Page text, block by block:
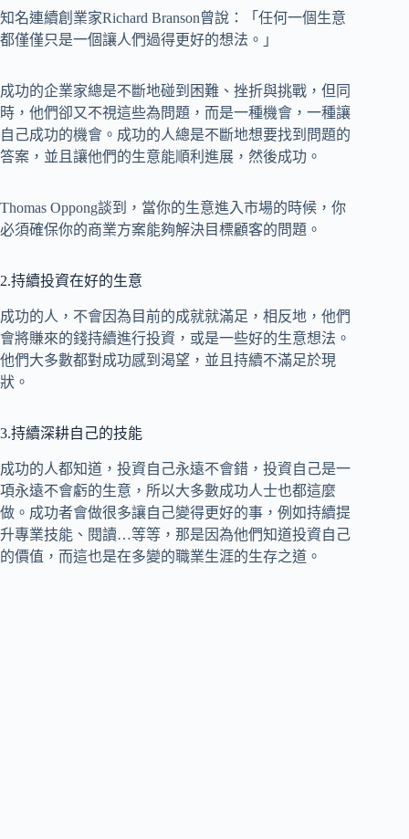
知名連續創業家Richard Branson曾說：「任何一個生意
都僅僅只是一個讓人們過得更好的想法。」
成功的企業家總是不斷地碰到困難、挫折與挑戰，但同
時，他們卻又不視這些為問題，而是一種機會，一種讓
自己成功的機會。成功的人總是不斷地想要找到問題的
答案，並且讓他們的生意能順利進展，然後成功。
Thomas Oppong談到，當你的生意進入市場的時候，你
必須確保你的商業方案能夠解決目標顧客的問題。
2.持續投資在好的生意
成功的人，不會因為目前的成就就滿足，相反地，他們
會將賺來的錢持續進行投資，或是一些好的生意想法。
他們大多數都對成功感到渴望，並且持續不滿足於現
狀。
3.持續深耕自己的技能
成功的人都知道，投資自己永遠不會錯，投資自己是一
項永遠不會虧的生意，所以大多數成功人士也都這麼
做。成功者會做很多讓自己變得更好的事，例如持續提
升專業技能、閱讀…等等，那是因為他們知道投資自己
的價值，而這也是在多變的職業生涯的生存之道。